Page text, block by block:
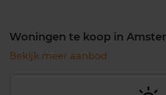
Woningen te koop in
Bekijk meer aanbod